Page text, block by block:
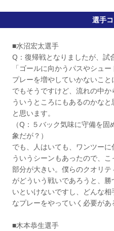
選手
■水沼宏太選手
Q：復帰戦となりましたが、試
「ゴールに向かうパスやシュ
プレーを増やしていかないこ
でもそうですけど、流れの中
ういうところにもあるのかな
と思います。
（Q：５バック気味に守備を
象だが？）
でも、人はいても、ワンツー
ういうシーンもあったので、
部分が大きい。僕らのクオリ
がどういう戦いであろうと、
いといけないですし、どんな
なプレーをやっていく必要があ
■木本恭生選手